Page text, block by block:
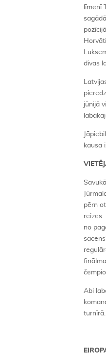
līmenī
divas
jūnijā
kausa
pērn
no
Abi
turnīrā.